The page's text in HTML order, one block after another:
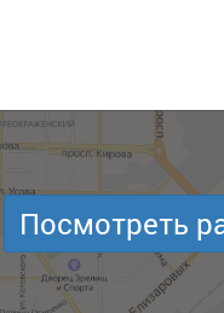
Посмотреть